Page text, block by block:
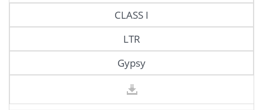
CLASS I
LTR
Gypsy